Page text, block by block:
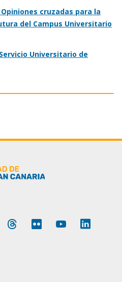
cruzadas para la
del Campus Universitario
Universitario de
Threads Flickr YouTube